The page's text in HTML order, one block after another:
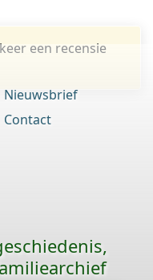
een recensie
Nieuwsbrief
Contact